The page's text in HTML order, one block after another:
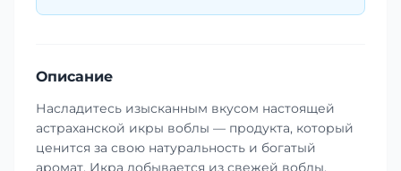
Описание
Насладитесь изысканным вкусом настоящей
астраханской икры воблы — продукта, который
ценится за свою натуральность и богатый
аромат. Икра добывается из свежей воблы,